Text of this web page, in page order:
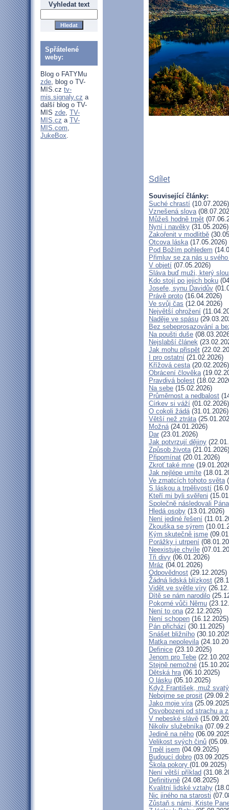
Vyhledat text
Spřátelené
weby:
Blog o FATYMu
zde, blog o TV-
MIS.cz tv-
mis.signaly.cz a
další blog o TV-
MIS zde, TV-
MIS.cz a TV-
MIS.com,
JukeBox.
Sdílet
Související články:
Suché chrastí (10.07.2026)
Vznešená slova
Můžeš hodně trpět
Nyní i navěky (31.05.2026)
Zakořenit v modlitbě
Otcova láska(17.05.2026)
Pod Božím pohledem
Přimluv se za nás u
V objetí (07.05.2026)
Sláva buď muži, který
Kdo stojí po jejich boku
Josefe, synu Davidův
Právě proto (16.04.2026)
Ve svůj čas (12.04.2026)
Největší ohrožení
Naděje ve spásu
Bez sebeprosazování a
Na poušti duše
Nejslabší článek
Jak mohu přispět
I pro ostatní (21.02.2026)
Křížová cesta(20.02.2026)
Obrácení člověka
Pravdivá bolest
Na sebe (15.02.2026)
Průměrnost a nedbalost
Církev si váží (01.02.2026)
O cokoli žádá(31.01.2026)
Větší než ztráta
Možná(24.01.2026)
Dar (23.01.2026)
Jak potvrzují dějiny
Způsob života(21.01.2026)
Připomínat (20.01.2026)
Zkroť také mne
Jak nejlépe umíte
Ve zmatcích tohoto světa
S láskou a trpělivostí
Kteří mi byli svěřeni
Společně následovali Pána
Hledá osoby (13.01.2026)
Není jediné řešení
Zkouška se sýrem
Kým skutečně jsme
Porážky i utrpení
Neexistuje chvíle
Tři divy (06.01.2026)
Mráz (04.01.2026)
Odpovědnost (29.12.2025)
Žádná lidská blízkost
Vidět ve světle víry
Dítě se nám narodilo
Pokorné vůči Němu
Není to ona(22.12.2025)
Není schopen (16.12.2025)
Pán přichází (30.11.2025)
Snášet bližního
Matka nepolevila
Definice (23.10.2025)
Jenom pro Tebe
Stejně nemožné
Dětská hra(06.10.2025)
O lásku (05.10.2025)
Když František, muž svatý
Nebojme se prosit
Jako moje víra
Osvobozeni od strachu a
V nebeské slávě
Nikoliv služebníka
Jedině na něho
Velikost svých činů
Trpěl jsem (04.09.2025)
Budoucí dobro
Škola pokory (01.09.2025)
Není větší příklad
Definitivně (24.08.2025)
Kvalitní lidské vztahy
Nic jiného na starosti
Zůstaň s námi, Kriste